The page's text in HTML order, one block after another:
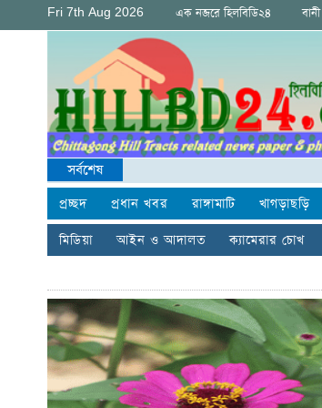
Fri 7th Aug 2026 এক নজরে হিলবিডি২৪ বানী
সর্বশেষ
প্রচ্ছদ প্রধান খবর রাঙ্গামাটি খাগড়াছড়ি
মিডিয়া
আইন ও আদালত ক্যামেরার চোখ